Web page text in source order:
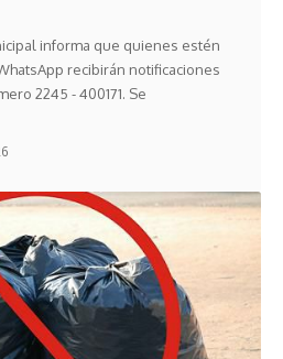
informa que quienes estén
recibirán notificaciones
2245 - 400171. Se